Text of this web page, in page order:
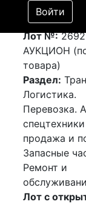
Войти
(РК)
Лот №:2692
АУКЦИОН
товара)
Раздел:
Логистика.
Перевозка.
спецтехники
продажа и
Запасные
Ремонт и
Лот с